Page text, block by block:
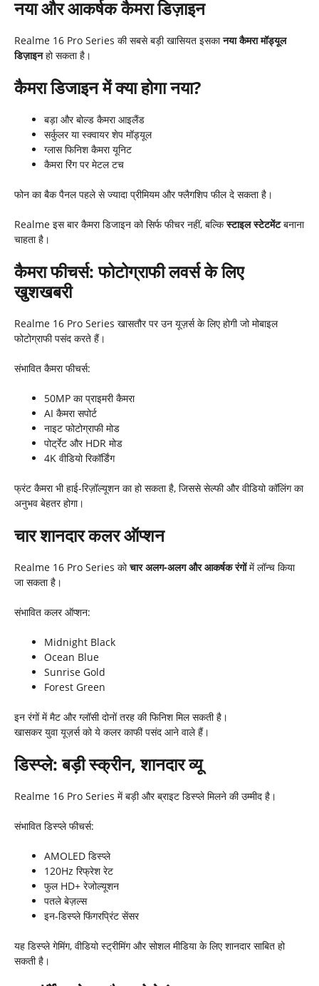
नया और आकर्षक कैमरा डिज़ाइन
Realme 16 Pro Series की सबसे बड़ी खासियत इसकानया कैमरा मॉड्यूल
डिज़ाइनहो सकता है।
कैमरा डिजाइन में क्या होगा नया?
बड़ा और बोल्ड कैमरा आइलैंड
सर्कुलर या स्क्वायर शेप मॉड्यूल
ग्लास फिनिश कैमरा यूनिट
कैमरा रिंग पर मेटल टच
फोन का बैक पैनल पहले से ज्यादा प्रीमियम और फ्लैगशिप फील दे सकता है।
Realme इस बार कैमरा डिजाइन को सिर्फ फीचर नहीं, बल्किस्टाइल स्टेटमेंटबनाना
चाहता है।
कैमरा फीचर्स: फोटोग्राफी लवर्स के लिए
खुशखबरी
Realme 16 Pro Series खासतौर पर उन यूज़र्स के लिए होगी जो मोबाइल
फोटोग्राफी पसंद करते हैं।
संभावित कैमरा फीचर्स:
50MP का प्राइमरी कैमरा
AI कैमरा सपोर्ट
नाइट फोटोग्राफी मोड
पोर्ट्रेट और HDR मोड
4K वीडियो रिकॉर्डिंग
फ्रंट कैमरा भी हाई-रिज़ॉल्यूशन का हो सकता है, जिससे सेल्फी और वीडियो कॉलिंग का
अनुभव बेहतर होगा।
चार शानदार कलर ऑप्शन
Realme 16 Pro Series कोचार अलग-अलग और आकर्षक रंगोंमें लॉन्च किया
जा सकता है।
संभावित कलर ऑप्शन:
Midnight Black
Ocean Blue
Sunrise Gold
Forest Green
इन रंगों में मैट और ग्लॉसी दोनों तरह की फिनिश मिल सकती है।
खासकर युवा यूज़र्स को ये कलर काफी पसंद आने वाले हैं।
डिस्प्ले: बड़ी स्क्रीन,शानदार व्यू
Realme 16 Pro Series में बड़ी और ब्राइट डिस्प्ले मिलने की उम्मीद है।
संभावित डिस्प्ले फीचर्स:
AMOLED डिस्प्ले
120Hz रिफ्रेश रेट
फुल HD+ रेजोल्यूशन
पतले बेज़ल्स
इन-डिस्प्ले फिंगरप्रिंट सेंसर
यह डिस्प्ले गेमिंग, वीडियो स्ट्रीमिंग और सोशल मीडिया के लिए शानदार साबित हो
सकती है।